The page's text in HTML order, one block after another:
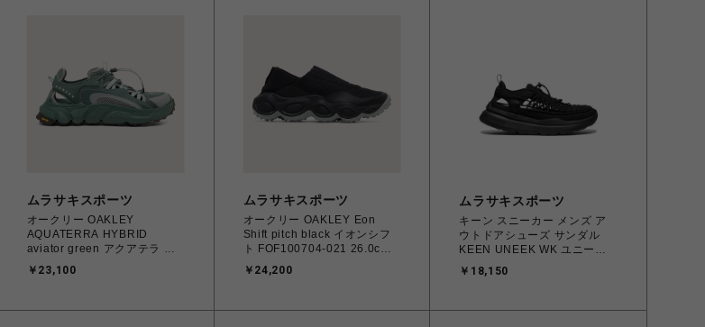
ムラサキスポーツ
オークリー OAKLEY
AQUATERRA HYBRID
aviator green アクアテラ ハ
メンズ スニーカー シューズ
￥23,100
ムラサキスポーツ
オークリー OAKLEY Eon
Shift pitch black イオンシフ
ト FOF100704-021 26.0cm
シューズ サンダル
￥24,200
ムラサキスポーツ
キーン スニーカー メンズ ア
ウトドアシューズ サンダル
KEEN UNEEK WK ユニーク
26.0cm～28.0cm 1030271
￥18,150